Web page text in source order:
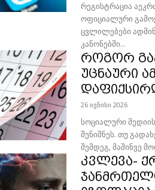
რეგისტრაცია
ოფიციალური
ცვლილებები
კანონებში...
როგორ
უცნაური
26 ივნისი 2026
სოციალური
შენიშნეს. თუ
შემდეგ, მაშინვე
კვლევა-